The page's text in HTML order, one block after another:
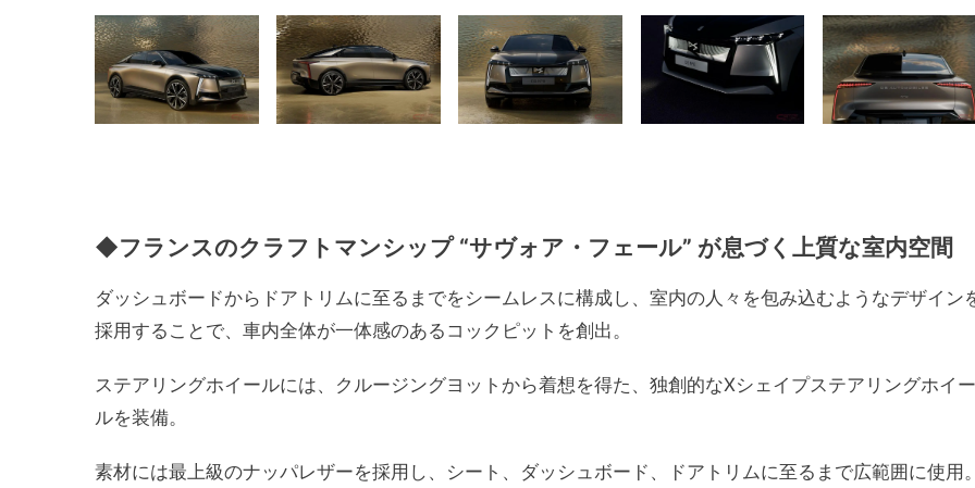
◆フランスのクラフトマンシップ “サヴォア・フェール” が息づく上質な室内空間
ダッシュボードからドアトリムに至るまでをシームレスに構成し、室内の人々を包み込むようなデザイン
採用することで、車内全体が一体感のあるコックピットを創出。
ステアリングホイールには、クルージングヨットから着想を得た、独創的なXシェイプステアリングホイー
ルを装備。
素材には最上級のナッパレザーを採用し、シート、ダッシュボード、ドアトリムに至るまで広範囲に使用